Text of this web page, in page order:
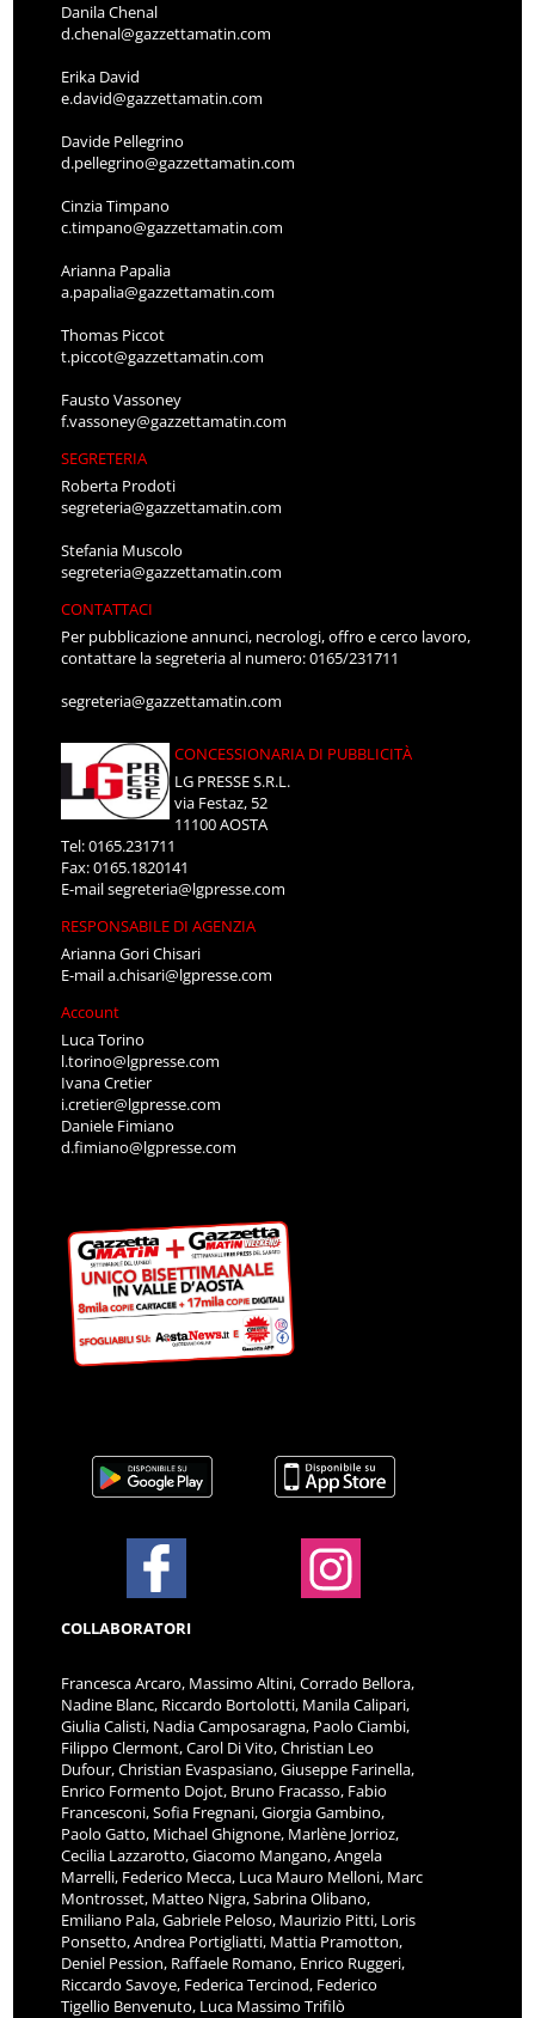
Danila Chenal
d.chenal@gazzettamatin.com
Erika David
e.david@gazzettamatin.com
Davide Pellegrino
d.pellegrino@gazzettamatin.com
Cinzia Timpano
c.timpano@gazzettamatin.com
Arianna Papalia
a.papalia@gazzettamatin.com
Thomas Piccot
t.piccot@gazzettamatin.com
Fausto Vassoney
f.vassoney@gazzettamatin.com
SEGRETERIA
Roberta Prodoti
segreteria@gazzettamatin.com
Stefania Muscolo
segreteria@gazzettamatin.com
CONTATTACI
Per pubblicazione annunci, necrologi, offro e cerco lavoro,
contattare la segreteria al numero: 0165/231711
segreteria@gazzettamatin.com
CONCESSIONARIA DI PUBBLICITÀ
LG PRESSE S.R.L.
via Festaz, 52
11100 AOSTA
Tel: 0165.231711
Fax: 0165.1820141
E-mailsegreteria@lgpresse.com
RESPONSABILE DI AGENZIA
Arianna Gori Chisari
E-maila.chisari@lgpresse.com
Account
Luca Torino
l.torino@lgpresse.com
Ivana Cretier
i.cretier@lgpresse.com
Daniele Fimiano
d.fimiano@lgpresse.com
COLLABORATORI
Francesca Arcaro, Massimo Altini, Corrado Bellora,
Nadine Blanc, Riccardo Bortolotti, Manila Calipari,
Giulia Calisti, Nadia Camposaragna, Paolo Ciambi,
Filippo Clermont, Carol Di Vito, Christian Leo
Dufour, Christian Evaspasiano, Giuseppe Farinella,
Enrico Formento Dojot, Bruno Fracasso, Fabio
Francesconi, Sofia Fregnani, Giorgia Gambino,
Paolo Gatto, Michael Ghignone, Marlène Jorrioz,
Cecilia Lazzarotto, Giacomo Mangano, Angela
Marrelli, Federico Mecca, Luca Mauro Melloni, Marc
Montrosset, Matteo Nigra, Sabrina Olibano,
Emiliano Pala, Gabriele Peloso, Maurizio Pitti, Loris
Ponsetto, Andrea Portigliatti, Mattia Pramotton,
Deniel Pession, Raffaele Romano, Enrico Ruggeri,
Riccardo Savoye, Federica Tercinod, Federico
Tigellio Benvenuto, Luca Massimo Trifilò